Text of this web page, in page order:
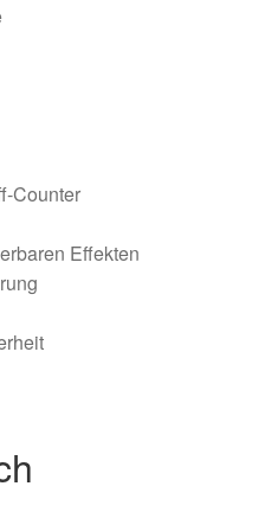
Counter
Effekten